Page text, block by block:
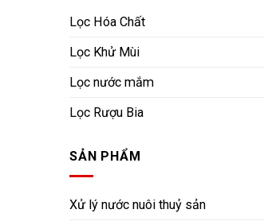
Lọc Hóa Chất
Lọc Khử Mùi
Lọc nước mắm
Lọc Rượu Bia
SẢN PHẨM
Xử lý nước nuôi thuỷ sản